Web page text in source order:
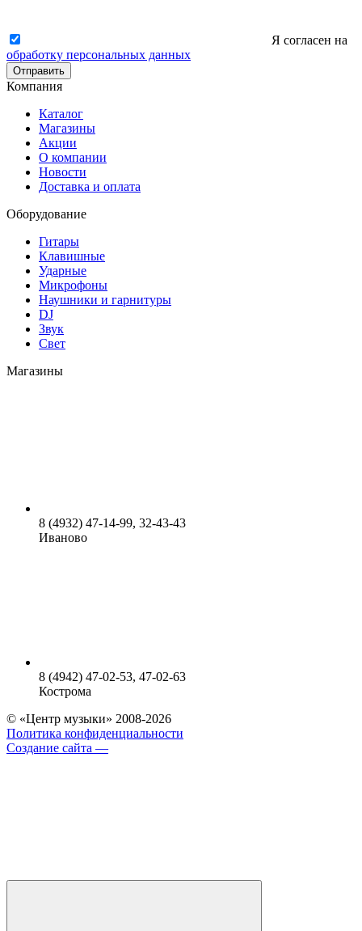
Я согласен на
обработку персональных данных
Отправить
Компания
Каталог
Магазины
Акции
О компании
Новости
Доставка и оплата
Оборудование
Гитары
Клавишные
Ударные
Микрофоны
Наушники и гарнитуры
DJ
Звук
Свет
Магазины
8 (4932) 47-14-99, 32-43-43
Иваново
8 (4942) 47-02-53, 47-02-63
Кострома
© «Центр музыки» 2008-2026
Политика конфиденциальности
Создание сайта —